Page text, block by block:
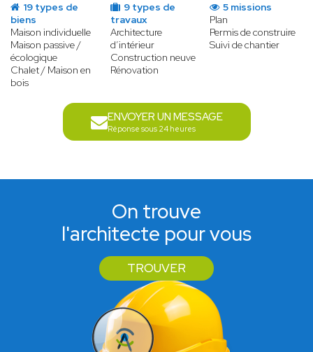
19 types de
biens
Maison individuelle
Maison passive /
écologique
Chalet / Maison en
bois
9 types de
travaux
Architecture
d’intérieur
Construction neuve
Rénovation
5 missions
Plan
Permis de construire
Suivi de chantier
ENVOYER UN MESSAGE
Réponse sous 24 heures
On trouve
l'architecte pour vous
TROUVER